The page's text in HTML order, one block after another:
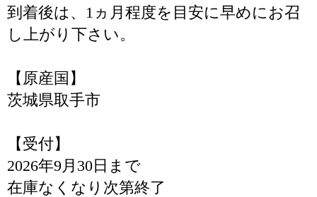
到着後は、1ヵ月程度を目安に早めにお召
し上がり下さい。
【原産国】
茨城県取手市
【受付】
2026年9月30日まで
在庫なくなり次第終了